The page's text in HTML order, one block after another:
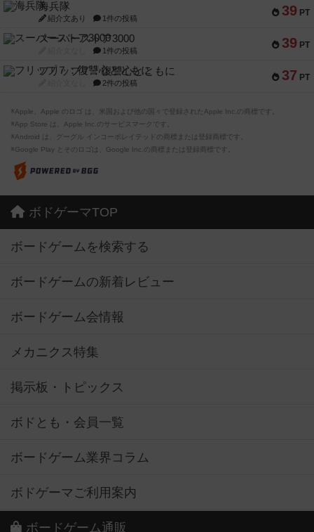
39 PT
海兵隊
紹介文あり 1件の投稿
39 PT
スーパーストア3000
1件の投稿
37 PT
フリップ７：復讐心とともに
2件の投稿
※Apple、Apple のロゴ は、米国および他の国々で登録されたApple Inc.の商標です。
※App Store は、Apple Inc.のサービスマークです。
※Android は、グーグル インコーポレイテッドの商標または登録商標です。
※Google Play とそのロゴは、Google Inc.の商標または登録商標です。
ボドゲーマTOP
ボードゲームを検索する
ボードゲームの新着レビュー
ボードゲーム会情報
メカニクス特集
掲示板・トピックス
ボドとも・会員一覧
ボードゲーム業界コラム
ボドゲーマご利用案内
ボードゲーム通販